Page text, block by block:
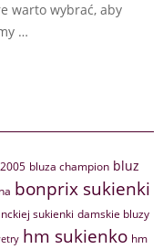
warto wybrać, aby
…
bluza champion bluz
bonprix sukienki
sukienki damskie bluzy
hm sukienko hm